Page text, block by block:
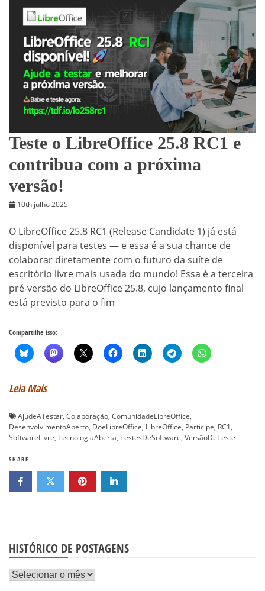
Teste o LibreOffice 25.8 RC1 e
contribua com a próxima
versão!
10th julho 2025
O LibreOffice 25.8 RC1 (Release Candidate 1) já está
disponível para testes — e essa é a sua chance de
colaborar diretamente com o futuro da suíte de
escritório livre mais usada do mundo! Essa é a terceira
pré-versão do LibreOffice 25.8, cujo lançamento final
está previsto para o fim
Compartilhe isso:
Leia Mais
AjudeATestar, Colaboração, ComunidadeLibreOffice,
DesenvolvimentoAberto, DoeLibreOffice, LibreOffice, Participe, RC1,
SoftwareLivre, TecnologiaAberta, TestesDeSoftware, VersãoDeTeste
SHARE
HISTÓRICO DE POSTAGENS
Histórico